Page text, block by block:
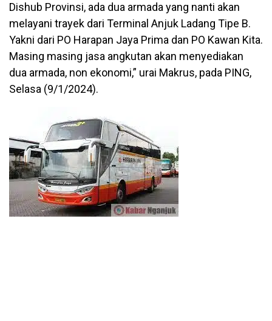
Dishub Provinsi, ada dua armada yang nanti akan
melayani trayek dari Terminal Anjuk Ladang Tipe B.
Yakni dari PO Harapan Jaya Prima dan PO Kawan Kita.
Masing masing jasa angkutan akan menyediakan
dua armada, non ekonomi,” urai Makrus, pada PING,
Selasa (9/1/2024).